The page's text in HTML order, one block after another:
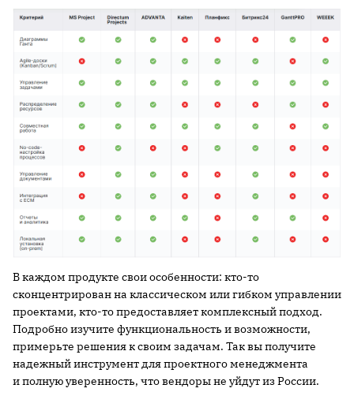
В каждом продукте свои особенности: кто-то
сконцентрирован на классическом или гибком управлении
проектами, кто-то предоставляет комплексный подход.
Подробно изучите функциональность и возможности,
примерьте решения к своим задачам. Так вы получите
надежный инструмент для проектного менеджмента
и полную уверенность, что вендоры не уйдут из России.